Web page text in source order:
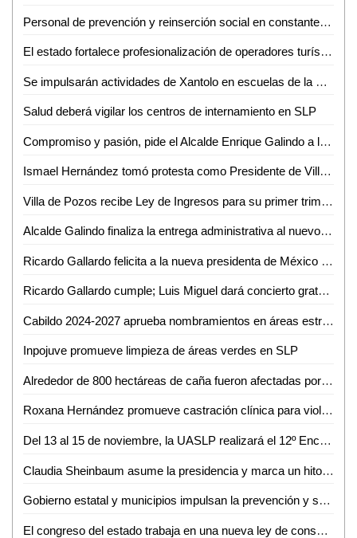
Personal de prevención y reinserción social en constante capacitación
El estado fortalece profesionalización de operadores turísticos
Se impulsarán actividades de Xantolo en escuelas de la Huasteca Potosina
Salud deberá vigilar los centros de internamiento en SLP
Compromiso y pasión, pide el Alcalde Enrique Galindo a la Policía Municipal, en la Entrega del Bastón de Mando 2024-2027
Ismael Hernández tomó protesta como Presidente de Villa de Reyes para el periodo 2024-2027
Villa de Pozos recibe Ley de Ingresos para su primer trimestre: 85 millones asignados
Alcalde Galindo finaliza la entrega administrativa al nuevo municipio de Villa de Pozos
Ricardo Gallardo felicita a la nueva presidenta de México Claudia Sheinbaum
Ricardo Gallardo cumple; Luis Miguel dará concierto gratuito en la Arena Potosí
Cabildo 2024-2027 aprueba nombramientos en áreas estructurales del Gobierno de la Capital
Inpojuve promueve limpieza de áreas verdes en SLP
Alrededor de 800 hectáreas de caña fueron afectadas por lluvias en Ciudad Valles: Eduardo Martínez Morales
Roxana Hernández promueve castración clínica para violadores como medida de justicia de bienestar
Del 13 al 15 de noviembre, la UASLP realizará el 12º Encuentro de Jóvenes Investigadores del Estado de San Luis Potosí
Claudia Sheinbaum asume la presidencia y marca un hito en la historia de México
Gobierno estatal y municipios impulsan la prevención y seguridad en las cuatro regiones
El congreso del estado trabaja en una nueva ley de consulta y en la construcción del presupuesto para aplicarla: Dip. Cuauhtli Badillo Moreno